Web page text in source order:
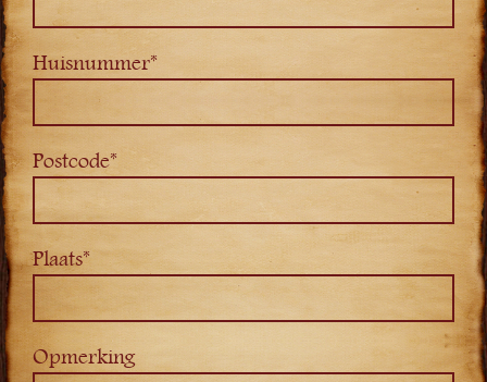
Huisnummer*
Postcode*
Plaats*
Opmerking